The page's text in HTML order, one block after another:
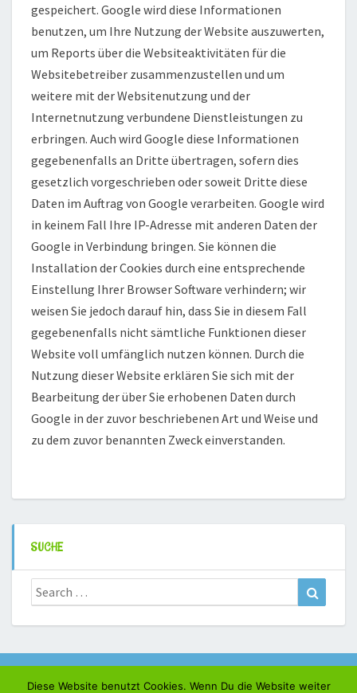
gespeichert. Google wird diese Informationen
benutzen, um Ihre Nutzung der Website auszuwerten,
um Reports über die Websiteaktivitäten für die
Websitebetreiber zusammenzustellen und um
weitere mit der Websitenutzung und der
Internetnutzung verbundene Dienstleistungen zu
erbringen. Auch wird Google diese Informationen
gegebenenfalls an Dritte übertragen, sofern dies
gesetzlich vorgeschrieben oder soweit Dritte diese
Daten im Auftrag von Google verarbeiten. Google wird
in keinem Fall Ihre IP-Adresse mit anderen Daten der
Google in Verbindung bringen. Sie können die
Installation der Cookies durch eine entsprechende
Einstellung Ihrer Browser Software verhindern; wir
weisen Sie jedoch darauf hin, dass Sie in diesem Fall
gegebenenfalls nicht sämtliche Funktionen dieser
Website voll umfänglich nutzen können. Durch die
Nutzung dieser Website erklären Sie sich mit der
Bearbeitung der über Sie erhobenen Daten durch
Google in der zuvor beschriebenen Art und Weise und
zu dem zuvor benannten Zweck einverstanden.
SUCHE
Search
for:
Kontakt & Impressum
Diese Website benutzt Cookies. Wenn Du die Website weiter